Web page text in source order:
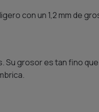
con un 1,2 mm de
Su grosor es tan fino